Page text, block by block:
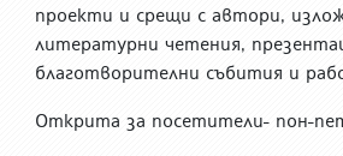
проекти и срещи с автори,
литературни четения,
благотворителни събития и
Открита за посетители- пон-